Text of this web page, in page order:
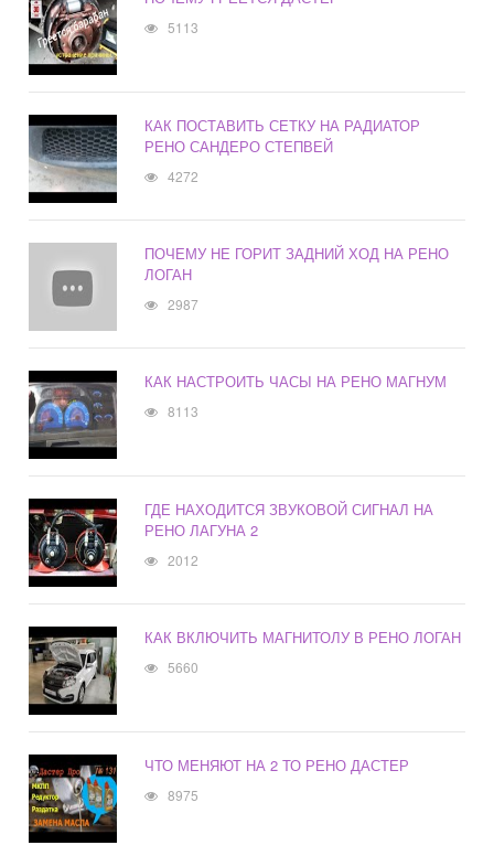
5113
КАК ПОСТАВИТЬ СЕТКУ НА РАДИАТОР
РЕНО САНДЕРО СТЕПВЕЙ
4272
ПОЧЕМУ НЕ ГОРИТ ЗАДНИЙ ХОД НА РЕНО
ЛОГАН
2987
КАК НАСТРОИТЬ ЧАСЫ НА РЕНО МАГНУМ
8113
ГДЕ НАХОДИТСЯ ЗВУКОВОЙ СИГНАЛ НА
РЕНО ЛАГУНА 2
2012
КАК ВКЛЮЧИТЬ МАГНИТОЛУ В РЕНО ЛОГАН
5660
ЧТО МЕНЯЮТ НА 2 ТО РЕНО ДАСТЕР
8975